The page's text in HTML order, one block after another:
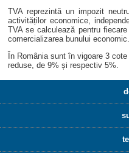
TVA reprezintă un impozit
activităților economice,
TVA se calculează pentru
comercializarea bunului economic.
În România sunt în vigoare 3
reduse, de 9% și respectiv 5%.